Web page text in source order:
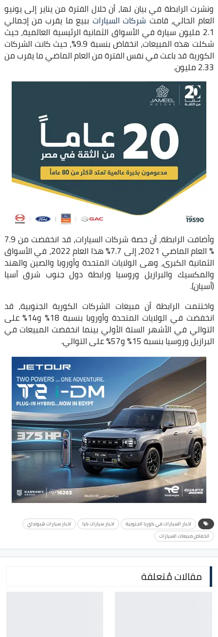
ونشرت الرابطة في بيان لها، أن خلال الفترة من يناير إلى يونيو
العام الحالي، قامت شركات السيارات ببيع ما يقرب من إجمالي
2.1 مليون سيارة في الأسواق الثمانية الرئيسية العالمية، حيث
شكلت هذه المبيعات، انخفاض بنسبة 9.9%، حيث كانت الشركات
الكورية قد باعت في نفس الفترة من العام الماضي ما يقرب من
2.33 مليون.
وأضافت الرابطة، أن حصة شركات السيارات، قد انخفضت من 7.9
% العام الماضي 2021، إلى 7.7% هذا العام 2022، في الأسواق
الثمانية الكبرى، وهى الولايات المتحدة وأوروبا والصين والهند
والمكسيك والبرازيل وروسيا ورابطة دول جنوب شرق آسيا
(أسيان).
واختتمت الرابطة أن مبيعات الشركات الكورية الجنوبية، قد
انخفضت في الولايات المتحدة وأوروبا بنسبة 18% و14% على
التوالي في الأشهر الستة الأولي بينما انخفضت المبيعات في
البرازيل وروسيا بنسبة 15% و57% على التوالي.
اخبار السيارات في كوريا الجنوبية اخبار سيارات كيا
اخبار سيارات هيونداي
انخفاض مبيعات السيارات
مقالات مُتعلقة